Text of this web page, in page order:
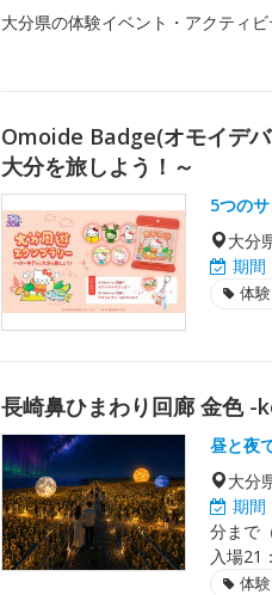
大分県の体験イベント・アクティビ
Omoide Badge(オモイデ
大分を旅しよう！～
5つの
大分
期間
体
長崎鼻ひまわり回廊 金色 -
昼と夜
大分
期間
分まで
入場21
体